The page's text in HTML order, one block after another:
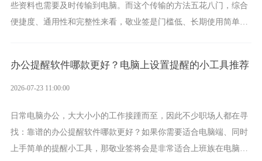
些资料也需要及时传输到电脑。而这个传输的方法五花八门，综合
便捷度、通用性和完整性来看，敬业签是门槛低、长期使用简单的
办公提醒软件哪款更好？电脑上设置提醒的小工具推荐
2026-07-23 11:00:00
日常电脑办公，大大小小的工作接踵而至，因此不少职场人都在寻
找：靠谱的办公提醒软件哪款更好？如果你需要适合电脑端、同时
上手简单的提醒小工具，那敬业签将会是非常适合上班族在电脑上